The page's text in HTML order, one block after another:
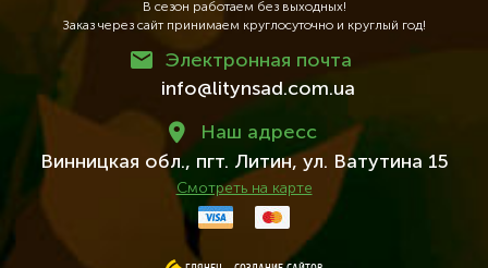
В сезон работаем без выходных!
Заказ через сайт принимаем круглосуточно и круглый год!
Электронная почта
info@litynsad.com.ua
Наш адресc
Винницкая обл., пгт. Литин, ул. Ватутина 15
Смотреть на карте